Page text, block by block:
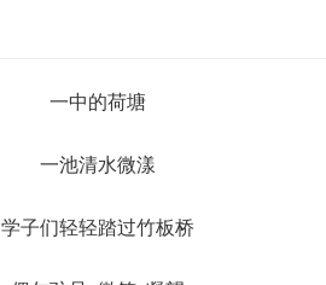
一中的荷塘
一池清水微漾
学子们轻轻踏过竹板桥